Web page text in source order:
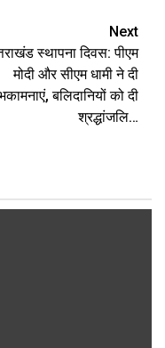
Next
स्थापना दिवस: पीएम
मोदी और सीएम धामी ने दी
बलिदानियों को दी
श्रद्धांजलि…